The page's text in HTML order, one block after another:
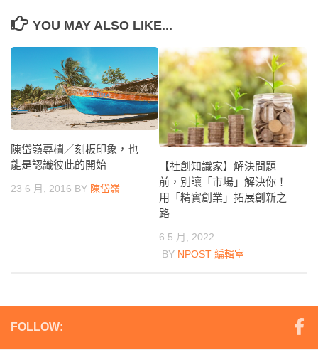
YOU MAY ALSO LIKE...
陳岱嶺專欄／刻板印象，也
能是認識彼此的開始
23 6 月, 2016 BY 陳岱嶺
【社創知識家】解決問題
前，別讓「市場」解決你！
用「精實創業」拓展創新之
路
6 5 月, 2022
BY NPOST 編輯室
FOLLOW: